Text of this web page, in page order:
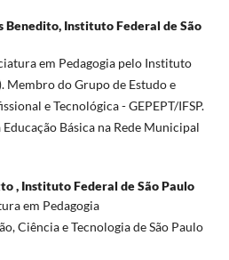
Benedito, Instituto Federal de São
em Pedagogia pelo Instituto
Membro do Grupo de Estudo e
e Tecnológica - GEPEPT/IFSP.
Básica na Rede Municipal
, Instituto Federal de São Paulo
em Pedagogia
Ciência e Tecnologia de São Paulo